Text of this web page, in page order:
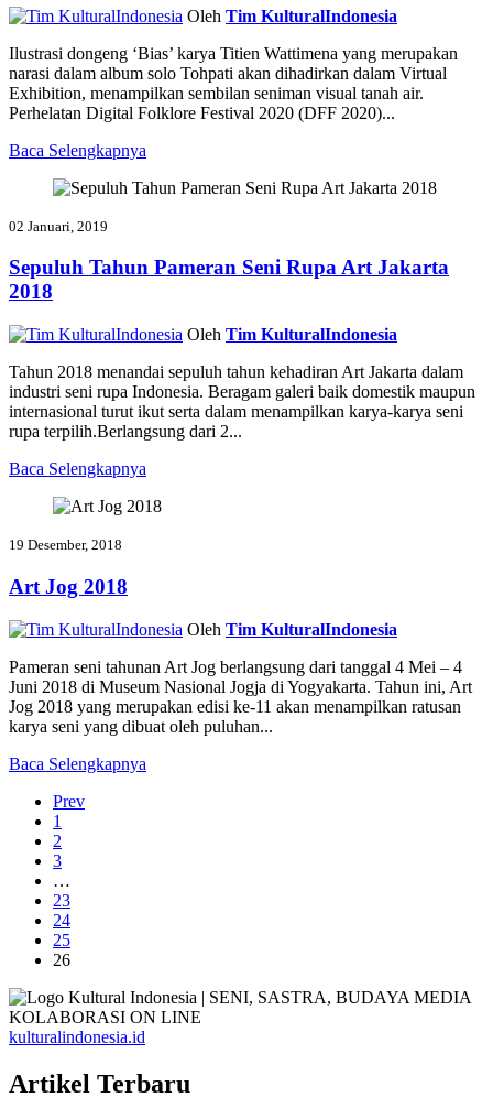
Oleh Tim KulturalIndonesia
Ilustrasi dongeng ‘Bias’ karya Titien Wattimena yang merupakan
narasi dalam album solo Tohpati akan dihadirkan dalam Virtual
Exhibition, menampilkan sembilan seniman visual tanah air.
Perhelatan Digital Folklore Festival 2020 (DFF 2020)...
Baca Selengkapnya
02 Januari, 2019
Sepuluh Tahun Pameran Seni Rupa Art Jakarta
2018
Oleh Tim KulturalIndonesia
Tahun 2018 menandai sepuluh tahun kehadiran Art Jakarta dalam
industri seni rupa Indonesia. Beragam galeri baik domestik maupun
internasional turut ikut serta dalam menampilkan karya-karya seni
rupa terpilih.Berlangsung dari 2...
Baca Selengkapnya
19 Desember, 2018
Art Jog 2018
Oleh Tim KulturalIndonesia
Pameran seni tahunan Art Jog berlangsung dari tanggal 4 Mei – 4
Juni 2018 di Museum Nasional Jogja di Yogyakarta. Tahun ini, Art
Jog 2018 yang merupakan edisi ke-11 akan menampilkan ratusan
karya seni yang dibuat oleh puluhan...
Baca Selengkapnya
Prev
1
2
3
…
23
24
25
26
kulturalindonesia.id
Artikel Terbaru